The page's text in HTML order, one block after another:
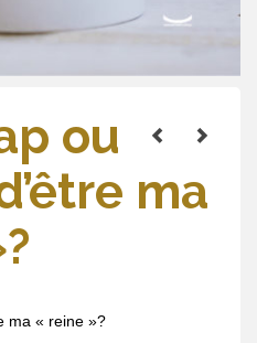
ou
ma
ma « reine »?